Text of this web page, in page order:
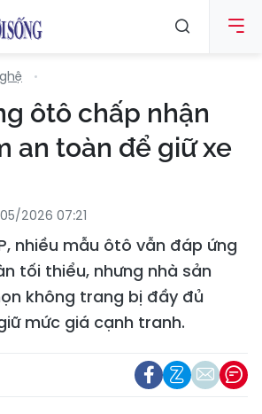
ôtô chấp nhận
an toàn để giữ xe
2026 07:21
nhiều mẫu ôtô vẫn đáp ứng
tối thiểu, nhưng nhà sản
không trang bị đầy đủ
mức giá cạnh tranh.